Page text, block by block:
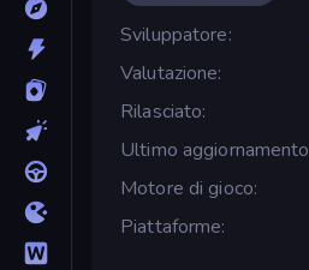
Sviluppatore
Valutazione
Rilasciato
Ultimo aggiornamento
Motore di gioco
Piattaforme